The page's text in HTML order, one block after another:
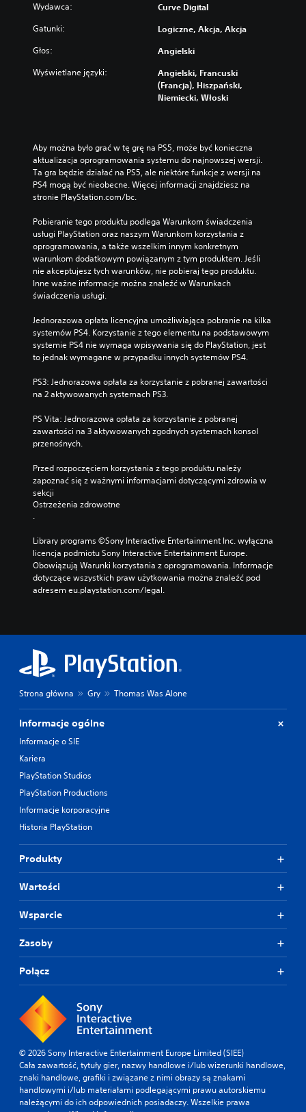
Wydawca: Curve Digital
Gatunki: Logiczne, Akcja, Akcja
Głos: Angielski
Wyświetlane języki:
Angielski, Francuski
(Francja), Hiszpański,
Niemiecki, Włoski
Aby można było grać w tę grę na PS5, może być konieczna
aktualizacja oprogramowania systemu do najnowszej wersji.
Ta gra będzie działać na PS5, ale niektóre funkcje z wersji na
PS4 mogą być nieobecne. Więcej informacji znajdziesz na
stronie PlayStation.com/bc.
Pobieranie tego produktu podlega Warunkom świadczenia
usługi PlayStation oraz naszym Warunkom korzystania z
oprogramowania, a także wszelkim innym konkretnym
warunkom dodatkowym powiązanym z tym produktem. Jeśli
nie akceptujesz tych warunków, nie pobieraj tego produktu.
Inne ważne informacje można znaleźć w Warunkach
świadczenia usługi.
Jednorazowa opłata licencyjna umożliwiająca pobranie na kilka
systemów PS4. Korzystanie z tego elementu na podstawowym
systemie PS4 nie wymaga wpisywania się do PlayStation, jest
to jednak wymagane w przypadku innych systemów PS4.
PS3: Jednorazowa opłata za korzystanie z pobranej zawartości
na 2 aktywowanych systemach PS3.
PS Vita: Jednorazowa opłata za korzystanie z pobranej
zawartości na 3 aktywowanych zgodnych systemach konsol
przenośnych.
Przed rozpoczęciem korzystania z tego produktu należy
zapoznać się z ważnymi informacjami dotyczącymi zdrowia w
sekcji
Ostrzeżenia zdrowotne
.
Library programs ©Sony Interactive Entertainment Inc. wyłączna
licencja podmiotu Sony Interactive Entertainment Europe.
Obowiązują Warunki korzystania z oprogramowania. Informacje
dotyczące wszystkich praw użytkowania można znaleźć pod
adresem eu.playstation.com/legal.
Strona główna Gry Thomas Was Alone
Informacje ogólne
Informacje o SIE
Kariera
PlayStation Studios
PlayStation Productions
Informacje korporacyjne
Historia PlayStation
Produkty
Wartości
Wsparcie
Zasoby
Połącz
© 2026 Sony Interactive Entertainment Europe Limited (SIEE)
Cała zawartość, tytuły gier, nazwy handlowe i/lub wizerunki handlowe,
znaki handlowe, grafiki i związane z nimi obrazy są znakami
handlowymi i/lub materiałami podlegającymi prawu autorskiemu
należącymi do ich odpowiednich posiadaczy. Wszelkie prawa